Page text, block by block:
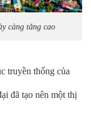
càng tăng cao
truyền thống của
đã tạo nên một thị